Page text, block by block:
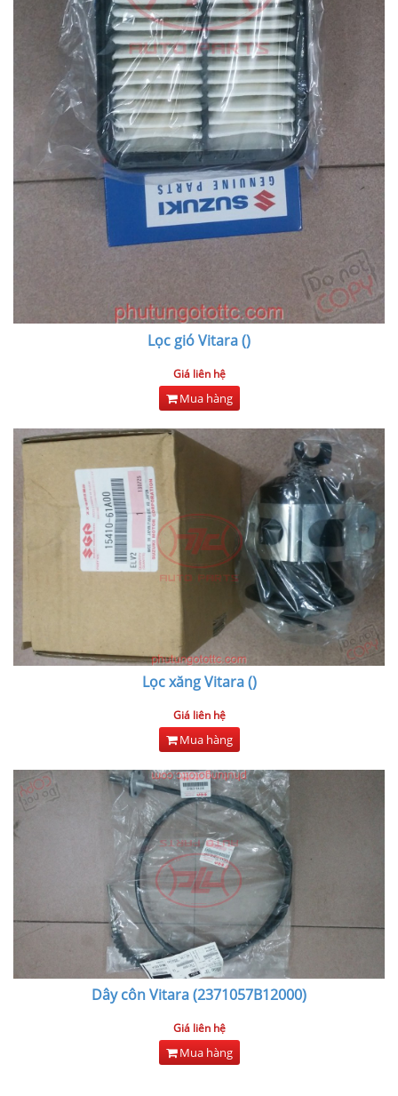
Lọc gió Vitara ()
Giá liên hệ
Mua hàng
Lọc xăng Vitara ()
Giá liên hệ
Mua hàng
Dây côn Vitara (2371057B12000)
Giá liên hệ
Mua hàng